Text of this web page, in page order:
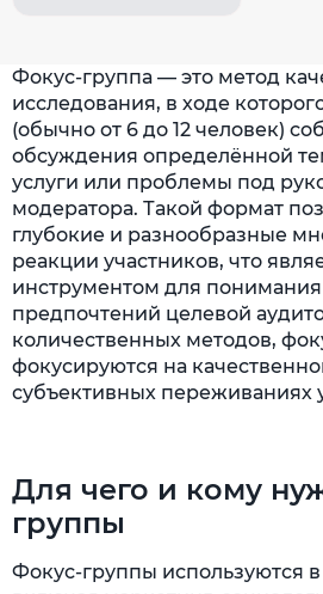
Фокус-группа — это метод
исследования, в ходе
(обычно от 6 до 12 человек)
обсуждения определённой
услуги или проблемы под
модератора. Такой формат
глубокие и разнообразные
реакции участников, что
инструментом для
предпочтений целевой
количественных методов,
фокусируются на
субъективных переживаниях
Для чего и кому
группы
Фокус-группы используются в